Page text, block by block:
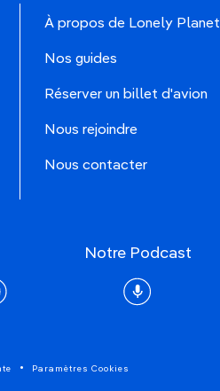
À propos de Lonely Planet
Nos guides
Réserver un billet d'avion
Nous rejoindre
Nous contacter
Notre Podcast
Podcast
Paramètres Cookies